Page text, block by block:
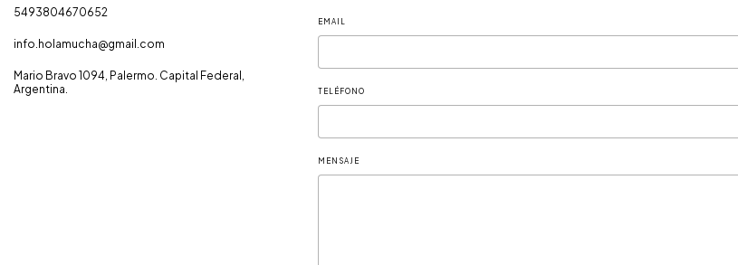
5493804670652
info.holamucha@gmail.com
Mario Bravo 1094, Palermo. Capital Federal,
Argentina.
EMAIL
TELÉFONO
MENSAJE